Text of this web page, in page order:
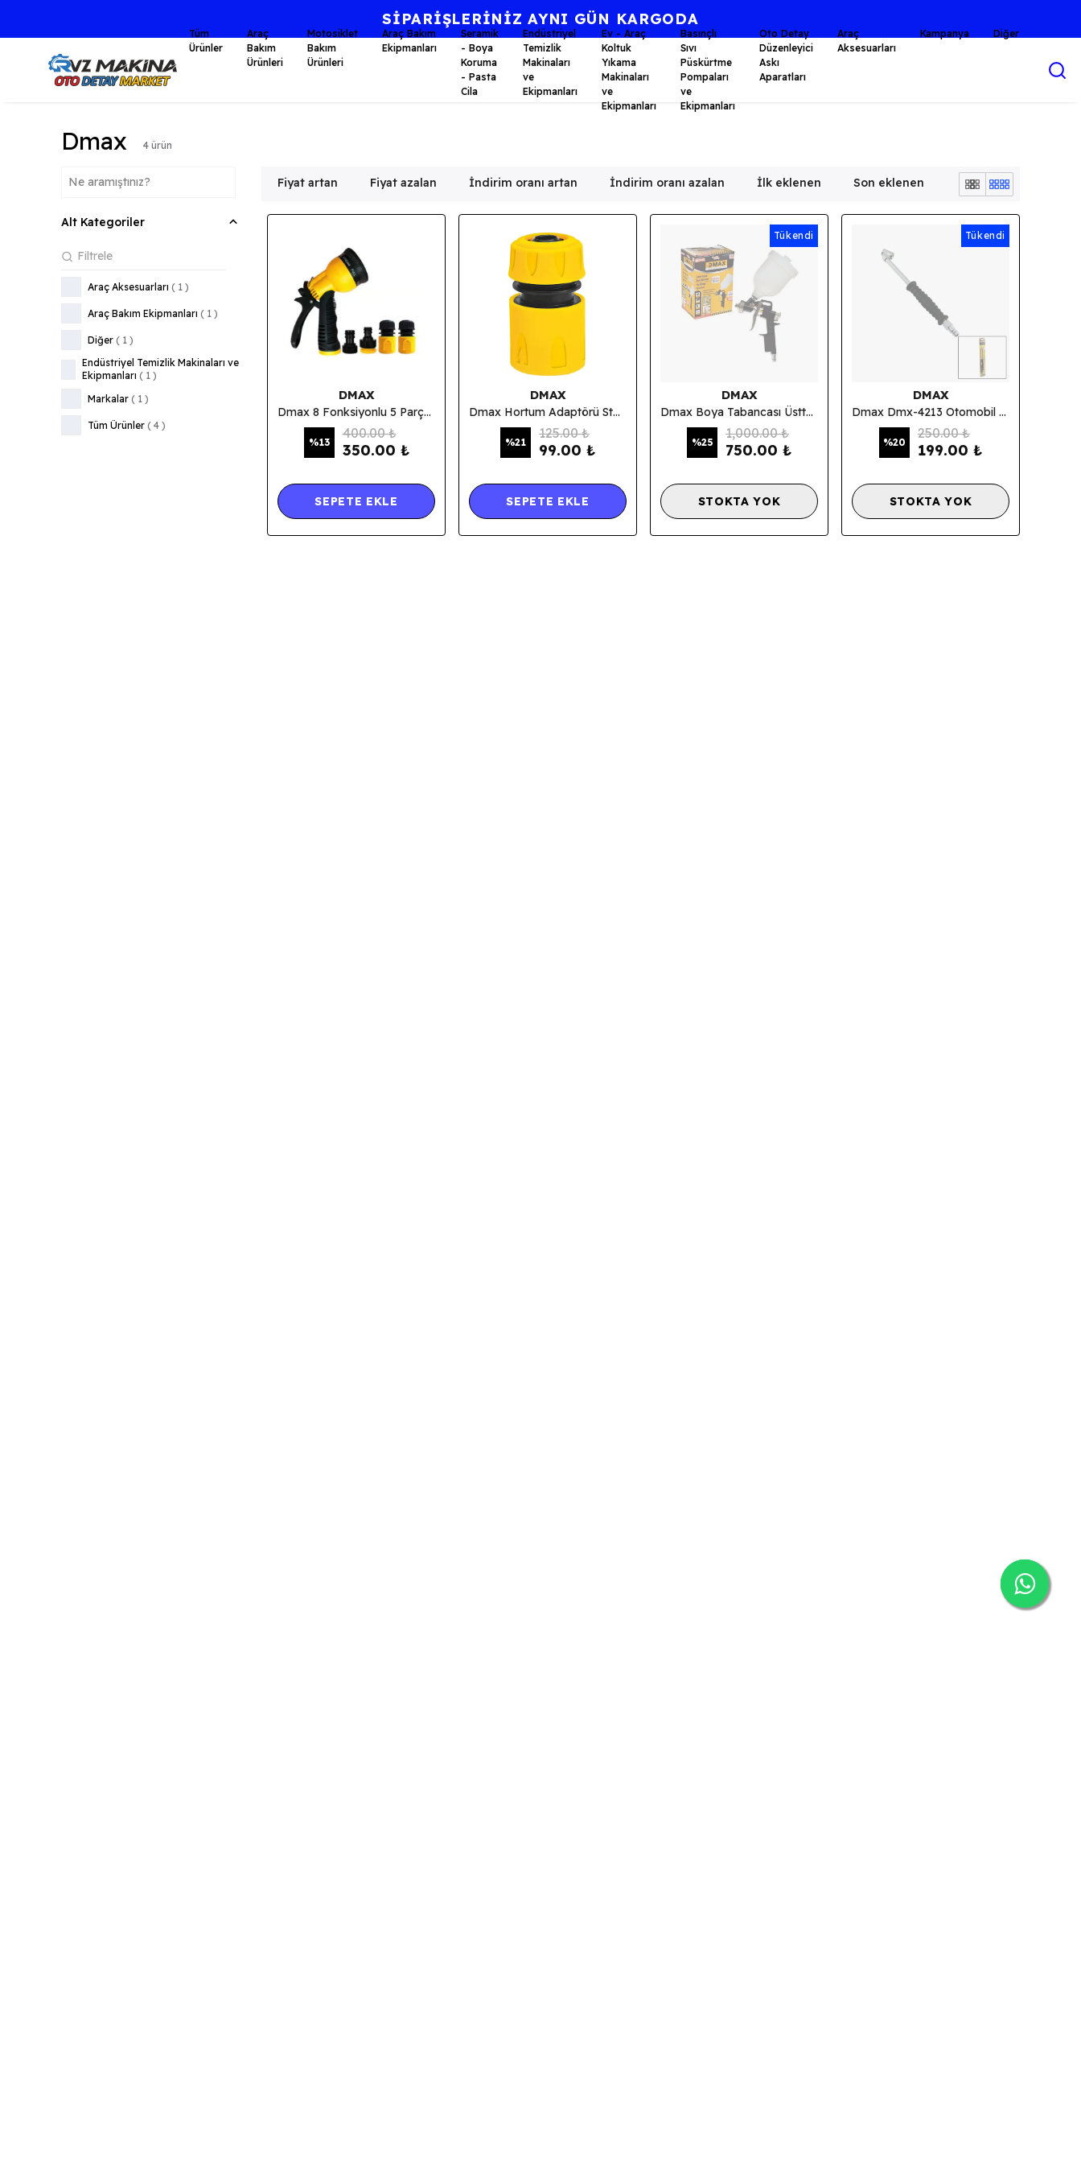
Tüm
Ürünler
Araç
Bakım
Ürünleri
Motosiklet
Bakım
Ürünleri
Araç Bakım
Ekipmanları
Seramik
- Boya
Koruma
- Pasta
Cila
Endüstriyel
Temizlik
Makinaları
ve
Ekipmanları
Ev - Araç
Koltuk
Yıkama
Makinaları
ve
Ekipmanları
Basınçlı
Sıvı
Püskürtme
Pompaları
ve
Ekipmanları
Oto Detay
Düzenleyici
Askı
Aparatları
Araç
Aksesuarları
Kampanya Diğer
Dmax 4 ürün
Fiyat artan Fiyat azalan İndirim oranı artan İndirim oranı azalan İlk eklenen Son eklenen
Alt Kategoriler
Araç Aksesuarları ( 1 )
Araç Bakım Ekipmanları ( 1 )
Diğer ( 1 )
Endüstriyel Temizlik Makinaları ve
Ekipmanları ( 1)
Markalar ( 1 )
Tüm Ürünler ( 4 )
DMAX
Dmax 8 Fonksiyonlu 5 Parça Sulama Tabancası
%13
400.00 ₺
350.00 ₺
SEPETE EKLE
DMAX
Dmax Hortum Adaptörü Stoplu 1/2
%21
125.00 ₺
99.00 ₺
SEPETE EKLE
Tükendi
DMAX
Dmax Boya Tabancası Üstten Depolu DMX-4185
%25
1,000.00 ₺
750.00 ₺
STOKTA YOK
Tükendi
DMAX
Dmax Dmx-4213 Otomobil Motosiklet Bisiklet Hava Basınç Jakı Profesyonel Extra Güçlü
%20
250.00 ₺
199.00 ₺
STOKTA YOK